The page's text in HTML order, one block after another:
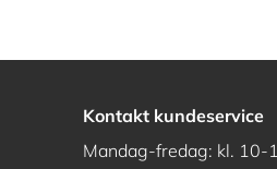
Kontakt kundeservice
Mandag-fredag: kl. 10-